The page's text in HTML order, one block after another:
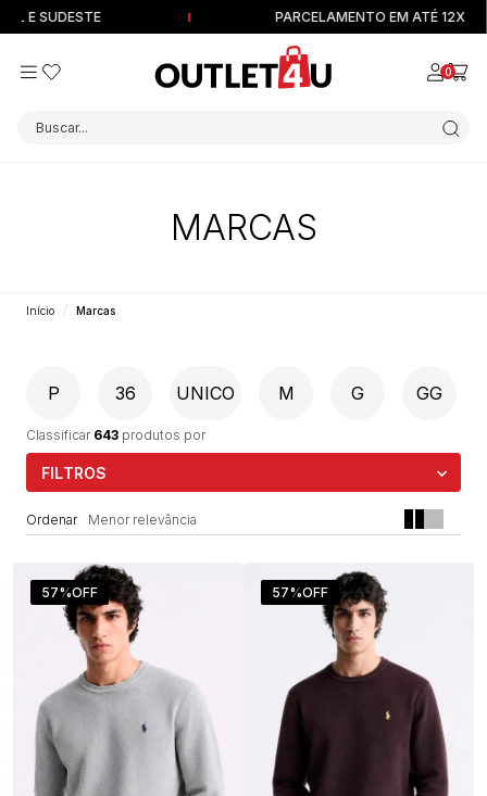
SUDESTE PARCELAMENTO EM ATÉ 12X SEM
0
Buscar...
MARCAS
Início Marcas
P 36 UNICO M G GG
FILTROS
Classificar 643 produtos por
Menor relevância
57%OFF 57%OFF